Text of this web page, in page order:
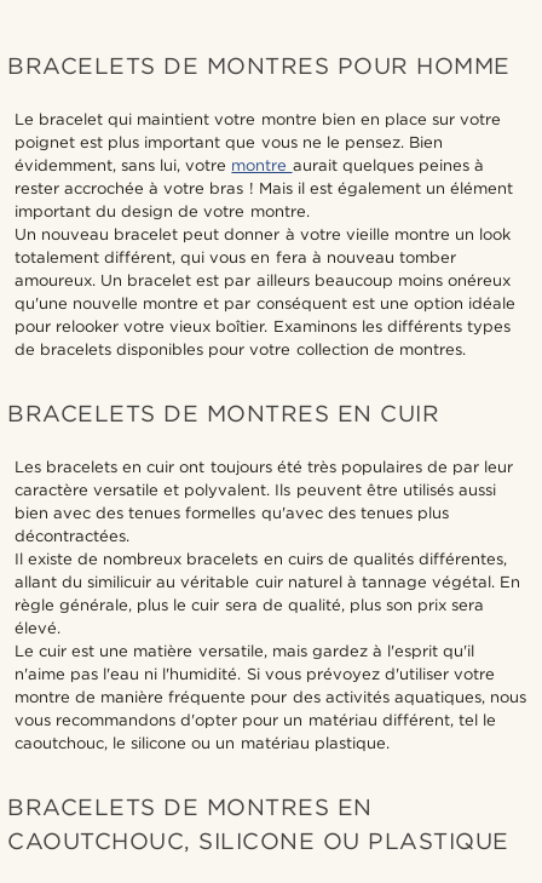
BRACELETS DE MONTRES POUR HOMME
Le bracelet qui maintient votre montre bien en place sur votre
poignet est plus important que vous ne le pensez. Bien
évidemment, sans lui, votre montre aurait quelques peines à
rester accrochée à votre bras ! Mais il est également un élément
important du design de votre montre.
Un nouveau bracelet peut donner à votre vieille montre un look
totalement différent, qui vous en fera à nouveau tomber
amoureux. Un bracelet est par ailleurs beaucoup moins onéreux
qu'une nouvelle montre et par conséquent est une option idéale
pour relooker votre vieux boîtier. Examinons les différents types
de bracelets disponibles pour votre collection de montres.
BRACELETS DE MONTRES EN CUIR
Les bracelets en cuir ont toujours été très populaires de par leur
caractère versatile et polyvalent. Ils peuvent être utilisés aussi
bien avec des tenues formelles qu'avec des tenues plus
décontractées.
Il existe de nombreux bracelets en cuirs de qualités différentes,
allant du similicuir au véritable cuir naturel à tannage végétal. En
règle générale, plus le cuir sera de qualité, plus son prix sera
élevé.
Le cuir est une matière versatile, mais gardez à l'esprit qu'il
n'aime pas l'eau ni l'humidité. Si vous prévoyez d'utiliser votre
montre de manière fréquente pour des activités aquatiques, nous
vous recommandons d'opter pour un matériau différent, tel le
caoutchouc, le silicone ou un matériau plastique.
BRACELETS DE MONTRES EN
CAOUTCHOUC, SILICONE OU PLASTIQUE